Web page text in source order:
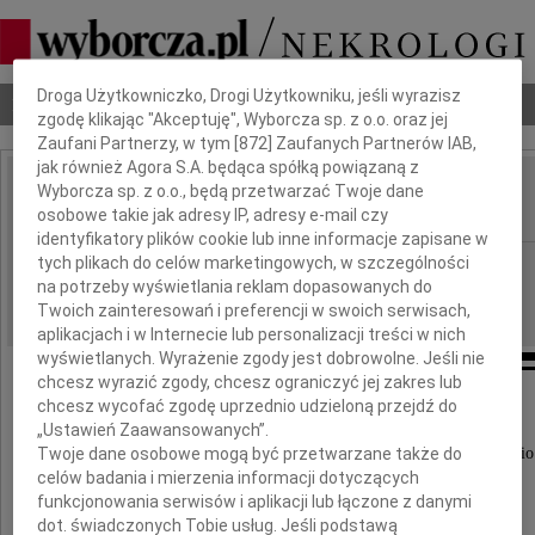
Nekrologi Odeszli Poradnik pogrzebowy
IMIĘ I NAZWISKO: Wiesław Brzoza
REGION: cała Polska
DATA EMISJI: 28.10.2009
Z głębokim żalem zawiadamiamy,
że w dniu 26 października 2009 roku
odszedł od nas ukochany Mąż, Ojciec i Dziadzio
Dbamy o Twoją prywatność
Droga Użytkowniczko, Drogi Użytkowniku, jeśli wyrazisz
zgodę klikając "Akceptuję", Wyborcza sp. z o.o. oraz jej
Zaufani Partnerzy, w tym [872] Zaufanych Partnerów IAB,
jak również Agora S.A. będąca spółką powiązaną z
Wyborcza sp. z o.o., będą przetwarzać Twoje dane
osobowe takie jak adresy IP, adresy e-mail czy
identyfikatory plików cookie lub inne informacje zapisane w
tych plikach do celów marketingowych, w szczególności
na potrzeby wyświetlania reklam dopasowanych do
Twoich zainteresowań i preferencji w swoich serwisach,
aplikacjach i w Internecie lub personalizacji treści w nich
wyświetlanych. Wyrażenie zgody jest dobrowolne. Jeśli nie
chcesz wyrazić zgody, chcesz ograniczyć jej zakres lub
chcesz wycofać zgodę uprzednio udzieloną przejdź do
„Ustawień Zaawansowanych”.
Twoje dane osobowe mogą być przetwarzane także do
celów badania i mierzenia informacji dotyczących
funkcjonowania serwisów i aplikacji lub łączone z danymi
dot. świadczonych Tobie usług. Jeśli podstawą